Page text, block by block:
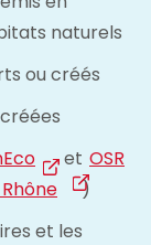
naturels
ou créés
et OSR
)
et les